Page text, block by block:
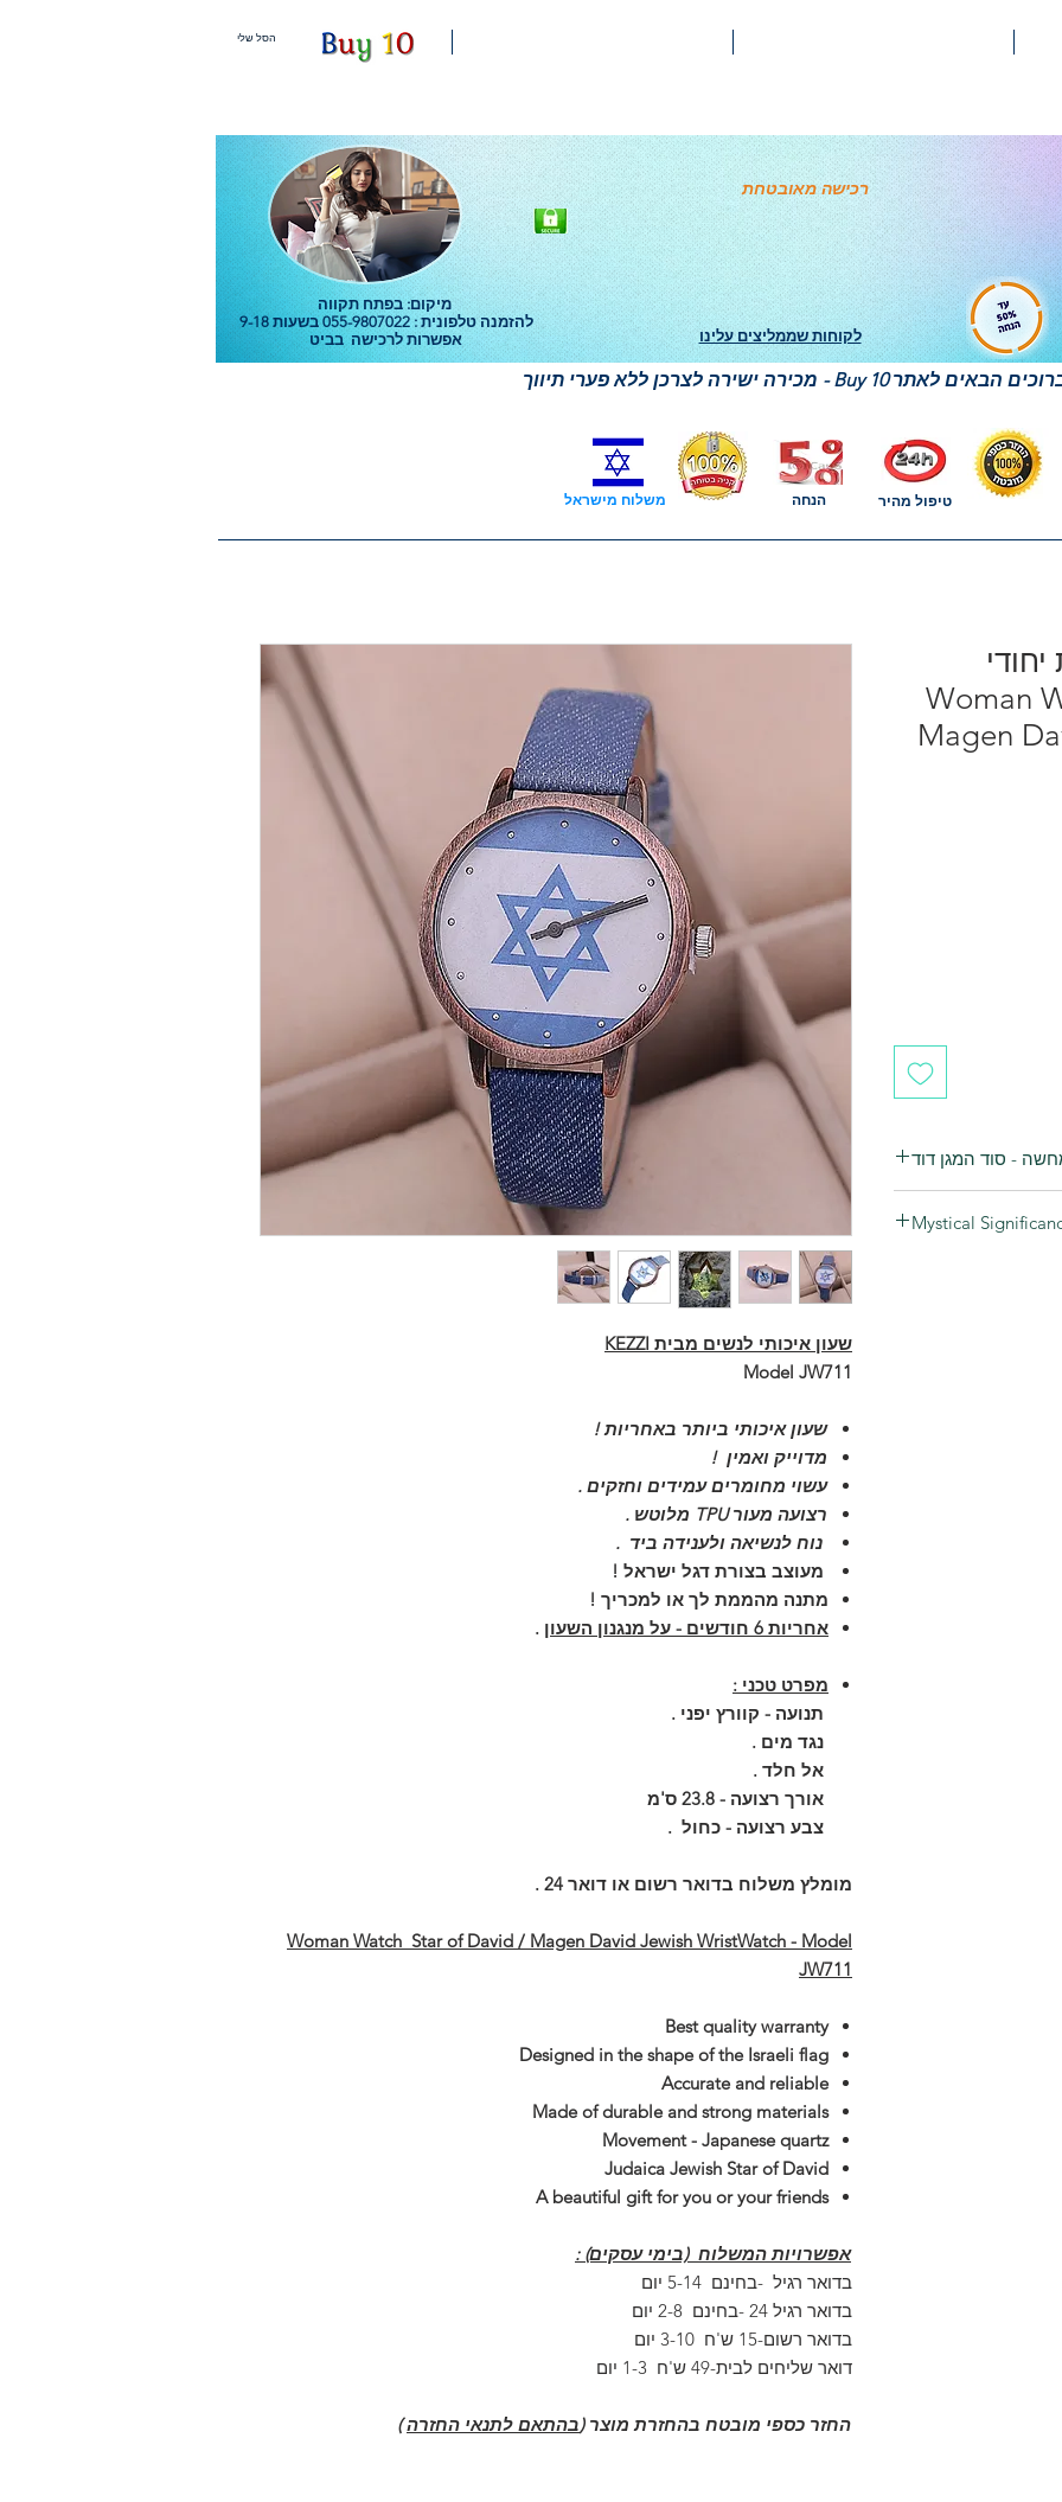
הסל שלי
רכישה מאובטחת
מיקום: בפתח תקווה
להזמנה טלפונית : 055-9807022 בשעות 9-18
אפשרות לרכישה בביט
לקוחות שממליצים עלינו
שעון איכותי לנשים מבית KEZZI
Model JW711
שעון איכותי ביותר באחריות !
מדוייק ואמין !
עשוי מחומרים עמידים וחזקים .
רצועה מעור TPU מלוטש .
נוח לנשיאה ולענידה ביד .
מעוצב בצורת דגל ישראל !
מתנה מהממת לך או למכריך !
אחריות 6 חודשים - על מנגנון השעון
.
מפרט טכני :
תנועה - קוורץ יפני .
נגד מים .
אל חלד .
אורך רצועה - 23.8 ס'מ
צבע רצועה - כחול .
מומלץ משלוח בדואר רשום או דואר 24 .
Woman Watch Star of David / Magen David Jewish WristWatch - Model
JW711
Best quality warranty
Designed in the shape of the Israeli flag
Accurate and reliable
Made of durable and strong materials
Movement - Japanese quartz
Judaica Jewish Star of David
A beautiful gift for you or your friends
אפשרויות המשלוח (בימי עסקים) :
בדואר רגיל -בחינם 5-14 יום
בדואר רגיל 24 -בחינם 2-8 יום
בדואר רשום-15 ש'ח 3-10 יום
דואר שליחים לבית-49 ש'ח 1-3 יום
החזר כספי מובטח בהחזרת מוצר (בהתאם לתנאי החזרה)
Woman
Magen
- סוד המגן דוד
Mystical
טיפול מהיר משלוח מישראל הנחה